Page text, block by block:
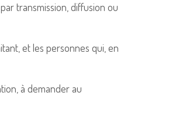
transmission, diffusion ou
et les personnes qui, en
à demander au